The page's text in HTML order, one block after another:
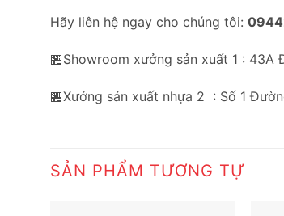
Hãy liên hệ ngay cho chúng tôi:
🏪Showroom xưởng sản xuất 1 : 43A
🏪Xưởng sản xuất nhựa 2 : Số 1
SẢN PHẨM TƯƠNG TỰ